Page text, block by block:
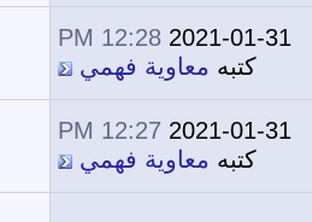
2021-01-31
12:28 PM
كتبه معاوية فهمي
2021-01-31
12:27 PM
كتبه معاوية فهمي